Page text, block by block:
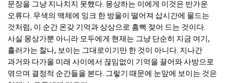
문장을 그냥 지나치지 못했다. 몽상하는 이에게 이것은 반가운
오류다. 무색의 액체에 잉크 한 방울이 떨어져 삽시간에 물드는
것처럼, 이 순간 온갖 기억과 상상으로 흠뻑 젖어 드는 것이다.
사실 몽상가뿐 아니라 모두에게 현재는 그냥 단순히 지금 여기,
흘러가는 찰나, 보이는 그대로이기만 한 것이 아니다. 지나간
과거와 다가올 미래 사이에서 끊임없이 기억을 끌어와 사방으로
엮으며 결정적 순간들을 본다. 그렇기 때문에 눈앞에 보이는 것은